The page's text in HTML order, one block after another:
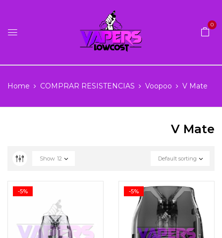
0
Home COMPRAR RESISTENCIAS Voopoo V Mate
V Mate
Default sorting
Show 12
-5% -5%